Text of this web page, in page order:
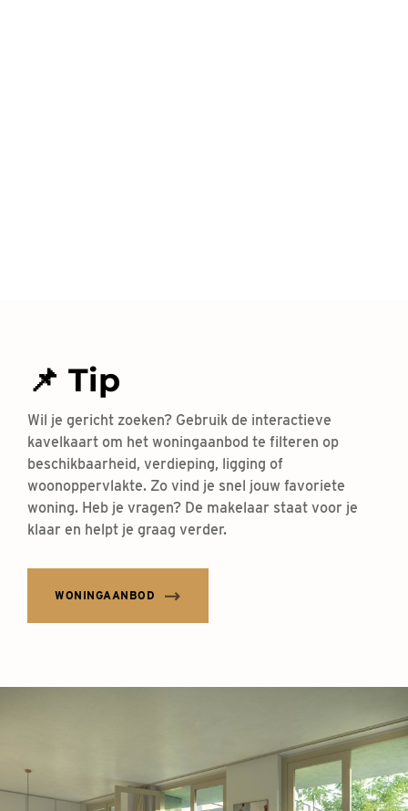
📌 Tip
Wil je gericht zoeken? Gebruik de interactieve
kavelkaart om het woningaanbod te filteren op
beschikbaarheid, verdieping, ligging of
woonoppervlakte. Zo vind je snel jouw favoriete
woning. Heb je vragen? De makelaar staat voor je
klaar en helpt je graag verder.
WONINGAANBOD